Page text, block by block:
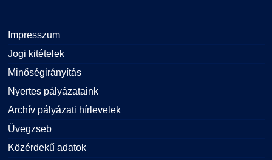
Impresszum
Jogi kitételek
Minőségirányítás
Nyertes pályázataink
Archív pályázati hírlevelek
Üvegzseb
Közérdekű adatok